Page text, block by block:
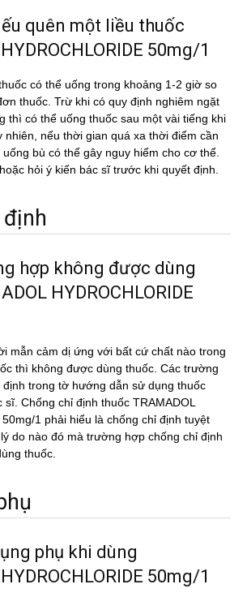
quên một liều thuốc
50mg/1
có thể uống trong khoảng 1-2 giờ so
thuốc. Trừ khi có quy định nghiêm ngặt
thì có thể uống thuốc sau một vài tiếng khi
nhiên, nếu thời gian quá xa thời điểm cần
bù có thể gây nguy hiểm cho cơ thể.
hỏi ý kiến bác sĩ trước khi quyết định.
hợp không được dùng
HYDROCHLORIDE
mẫn cảm dị ứng với bất cứ chất nào trong
thì không được dùng thuốc. Các trường
trong tờ hướng dẫn sử dụng thuốc
Chống chỉ định thuốc TRAMADOL
50mg/1 phải hiểu là chống chỉ định tuyệt
do nào đó mà trường hợp chống chỉ định
thuốc.
phụ khi dùng
50mg/1